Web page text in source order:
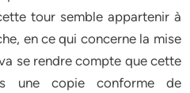
tour semble appartenir à
en ce qui concerne la mise
se rendre compte que cette
une copie conforme de